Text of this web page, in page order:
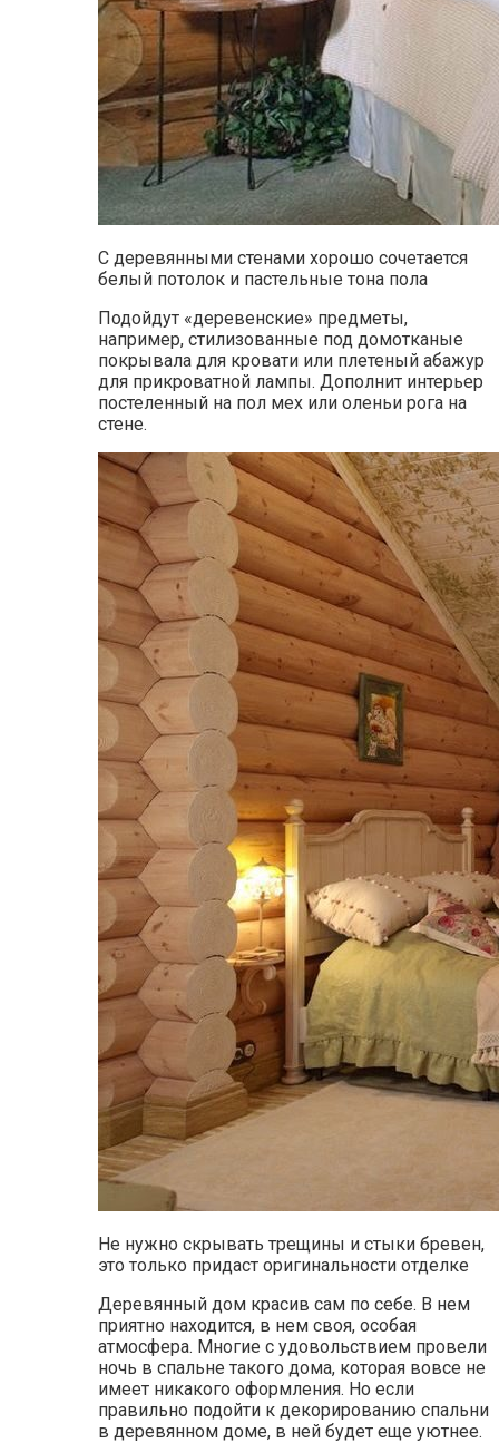
С деревянными стенами хорошо сочетается
белый потолок и пастельные тона пола
Подойдут «деревенские» предметы,
например, стилизованные под домотканые
покрывала для кровати или плетеный абажур
для прикроватной лампы. Дополнит интерьер
постеленный на пол мех или оленьи рога на
стене.
Не нужно скрывать трещины и стыки бревен,
это только придаст оригинальности отделке
Деревянный дом красив сам по себе. В нем
приятно находится, в нем своя, особая
атмосфера. Многие с удовольствием провели
ночь в спальне такого дома, которая вовсе не
имеет никакого оформления. Но если
правильно подойти к декорированию спальни
в деревянном доме, в ней будет еще уютнее.